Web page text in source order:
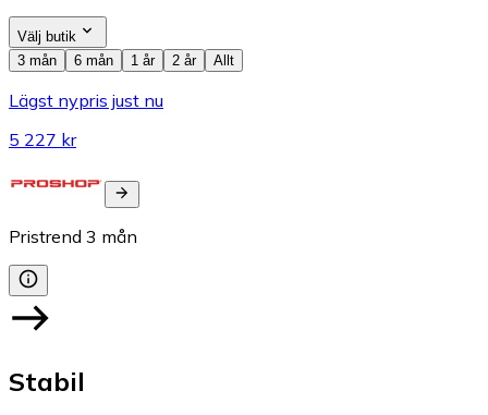
Välj butik
3 mån
6 mån 1 år 2 år Allt
Lägst nypris just nu
5 227 kr
Pristrend 3 mån
Stabil